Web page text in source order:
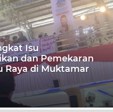
Isu
dan Pemekaran
Raya di Muktamar